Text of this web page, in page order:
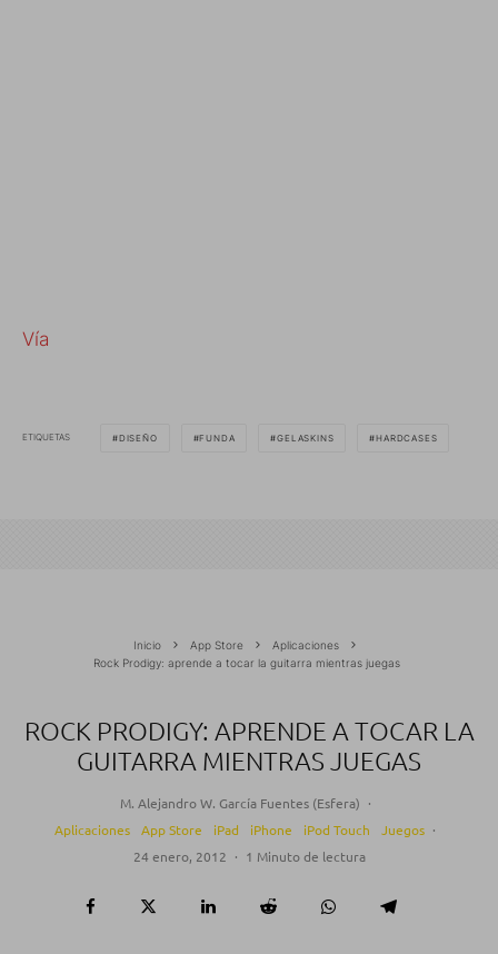
Vía
ETIQUETAS DISEÑO FUNDA GELASKINS HARDCASES
Inicio App Store
Aplicaciones
Rock Prodigy: aprende a tocar la guitarra mientras juegas
ROCK PRODIGY: APRENDE A TOCAR LA
GUITARRA MIENTRAS JUEGAS
M. Alejandro W. García Fuentes (Esfera) ·
Aplicaciones
App Store iPad iPhone iPod Touch Juegos ·
24 enero, 2012 · 1 Minuto de lectura